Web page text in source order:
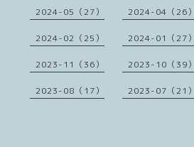
2024-05（27） 2024-04（26）
2024-02（25） 2024-01（27）
2023-11（36） 2023-10（39）
2023-08（17） 2023-07（21）